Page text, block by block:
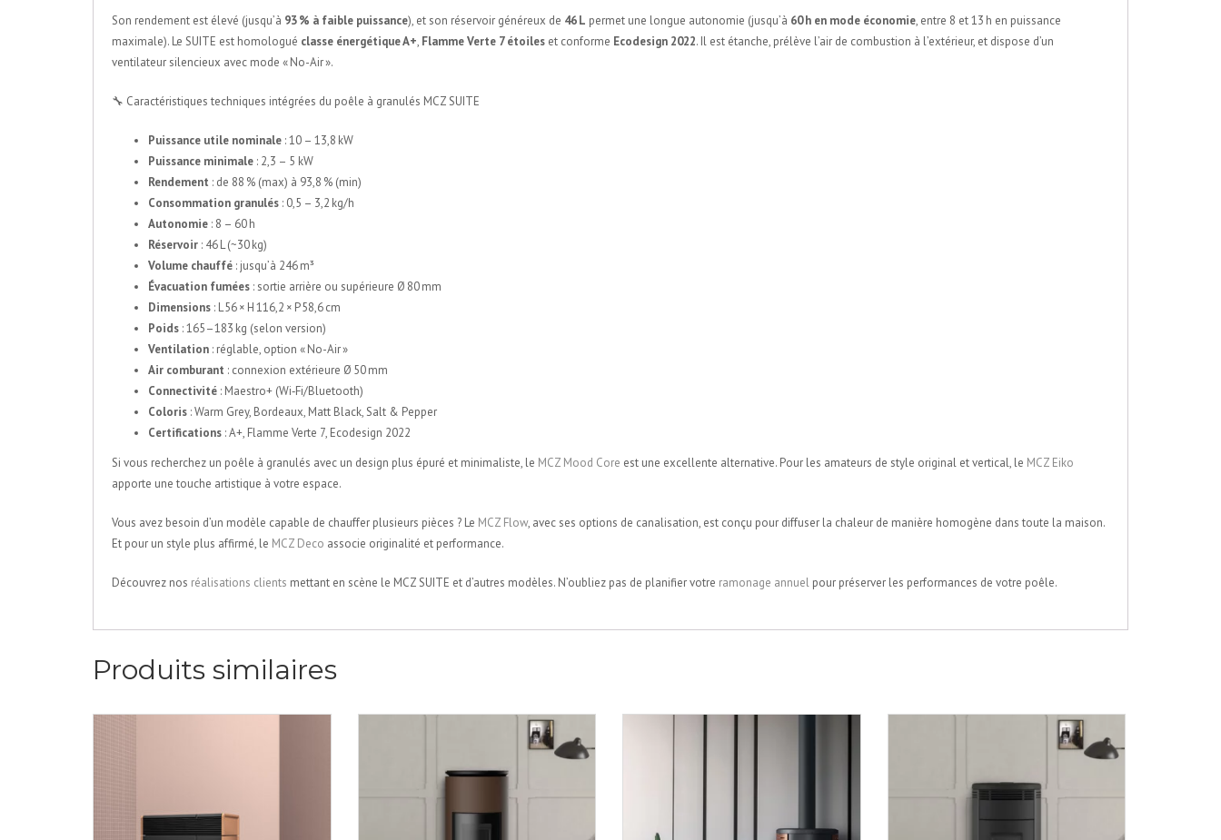
Son rendement est élevé (jusqu’à 93 % à faible puissance), et son réservoir généreux de 46 L permet une longue autonomie (jusqu’à 60 h en mode économie, entre 8 et 13 h en puissance
maximale). Le SUITE est homologué classe énergétique A+, Flamme Verte 7 étoiles et conforme Ecodesign 2022. Il est étanche, prélève l’air de combustion à l’extérieur, et dispose d’un
ventilateur silencieux avec mode « No-Air ».
🔧 Caractéristiques techniques intégrées du poêle à granulés MCZ SUITE
Puissance utile nominale : 10 – 13,8 kW
Puissance minimale : 2,3 – 5 kW
Rendement : de 88 % (max) à 93,8 % (min)
Consommation granulés : 0,5 – 3,2 kg/h
Autonomie : 8 – 60 h
Réservoir : 46 L (~30 kg)
Volume chauffé : jusqu’à 246 m³
Évacuation fumées : sortie arrière ou supérieure Ø 80 mm
Dimensions : L 56 × H 116,2 × P 58,6 cm
Poids : 165–183 kg (selon version)
Ventilation : réglable, option « No-Air »
Air comburant : connexion extérieure Ø 50 mm
Connectivité : Maestro+ (Wi‑Fi/Bluetooth)
Coloris : Warm Grey, Bordeaux, Matt Black, Salt & Pepper
Certifications : A+, Flamme Verte 7, Ecodesign 2022
Si vous recherchez un poêle à granulés avec un design plus épuré et minimaliste, le MCZ Mood Core est une excellente alternative. Pour les amateurs de style original et vertical, le MCZ Eiko
apporte une touche artistique à votre espace.
Vous avez besoin d’un modèle capable de chauffer plusieurs pièces ? Le MCZ Flow, avec ses options de canalisation, est conçu pour diffuser la chaleur de manière homogène dans toute la maison.
Et pour un style plus affirmé, le MCZ Deco associe originalité et performance.
Découvrez nos réalisations clients mettant en scène le MCZ SUITE et d’autres modèles. N’oubliez pas de planifier votre ramonage annuel pour préserver les performances de votre poêle.
Produits similaires